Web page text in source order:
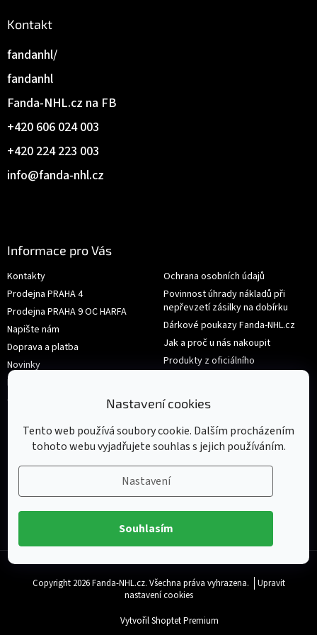
Nastavení cookies
Tento web používá soubory cookie. Dalším procházením
tohoto webu vyjadřujete souhlas s jejich používáním.
Nastavení
Souhlasím
Kontakt
info@fanda-nhl.cz
+420 224 223 003
+420 606 024 003
Fanda-NHL.cz na FB
fandanhl
fandanhl/
Informace pro Vás
Kontakty
Prodejna PRAHA 4
Prodejna PRAHA 9 OC HARFA
Napište nám
Doprava a platba
Novinky
Hodnocení obchodu
Obchodní podmínky
Ochrana osobních údajů
Povinnost úhrady nákladů při
nepřevzetí zásilky na dobírku
Dárkové poukazy Fanda-NHL.cz
Jak a proč u nás nakoupit
Produkty z oficiálního
shop.nhl.com
Výměna nebo vrácení zboží
Vytvořil Shoptet Premium
Copyright 2026Fanda-NHL.cz. Všechna práva vyhrazena.
Upravit
nastavení cookies